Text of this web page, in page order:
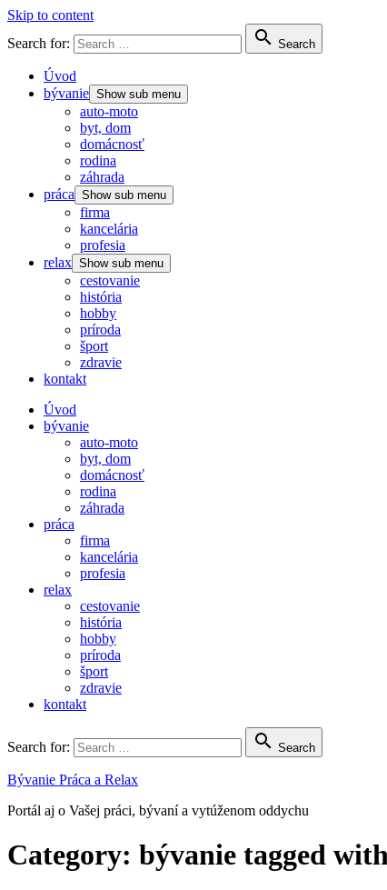
Skip to content
Search for:
 Search
Úvod
bývanie Show sub menu
auto-moto
byt, dom
domácnosť
rodina
záhrada
práca Show sub menu
firma
kancelária
profesia
relax Show sub menu
cestovanie
história
hobby
príroda
šport
zdravie
kontakt
Úvod
bývanie
auto-moto
byt, dom
domácnosť
rodina
záhrada
práca
firma
kancelária
profesia
relax
cestovanie
história
hobby
príroda
šport
zdravie
kontakt
Search for:  Search
Bývanie Práca a Relax
Portál aj o Vašej práci, bývaní a vytúženom oddychu
Category: bývanie tagged